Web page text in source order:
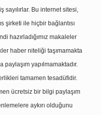
Bu internet sitesi,
şirketi ile hiçbir bağlantısı
hazırladığımız makaleler
haber niteliği taşımamakta
yapılmamaktadır.
tamamen tesadüfidir.
ücretsiz bir bilgi paylaşım
aykırı olduğunu